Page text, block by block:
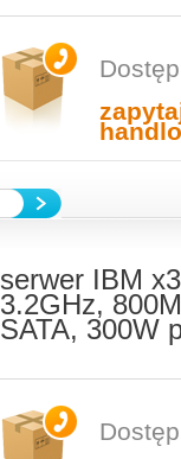
serwer IBM
3.2GHz,
SATA, 300W